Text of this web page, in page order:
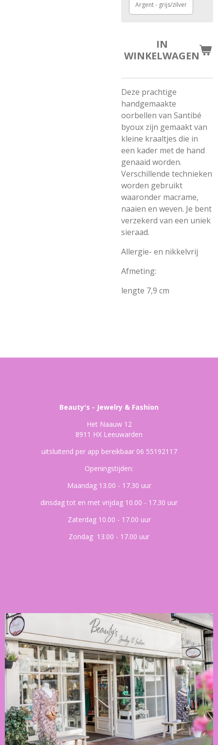
Argent - grijs/zilver
IN
WINKELWAGEN
Deze prachtige
handgemaakte
oorbellen van Santibé
byoux zijn gemaakt van
kleine kraaltjes die in
een kader met de hand
genaaid worden.
Verschillende technieken
worden gebruikt
waaronder macrame,
naaien en weven. Je bent
verzekerd van een uniek
sieraad.
Allergie- en nikkelvrij
Afmeting:
lengte 7,9 cm
Beauty's - Jewelry & Fashion
Het Naauw 12
8911 HX Leeuwarden
uitsluitend per app bereikbaar 06 55192117
Openingstijden:
Maandag 13.00 - 17.30 uur
dinsdag tot en met vrijdag 10.00 - 17.30 uur
Zaterdag 10.00 - 17.00 uur
Zondag 13.00 - 17.00 uur